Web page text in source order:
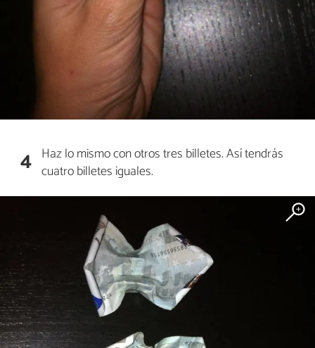
4 Haz lo mismo con otros tres billetes. Así tendrás
cuatro billetes iguales.